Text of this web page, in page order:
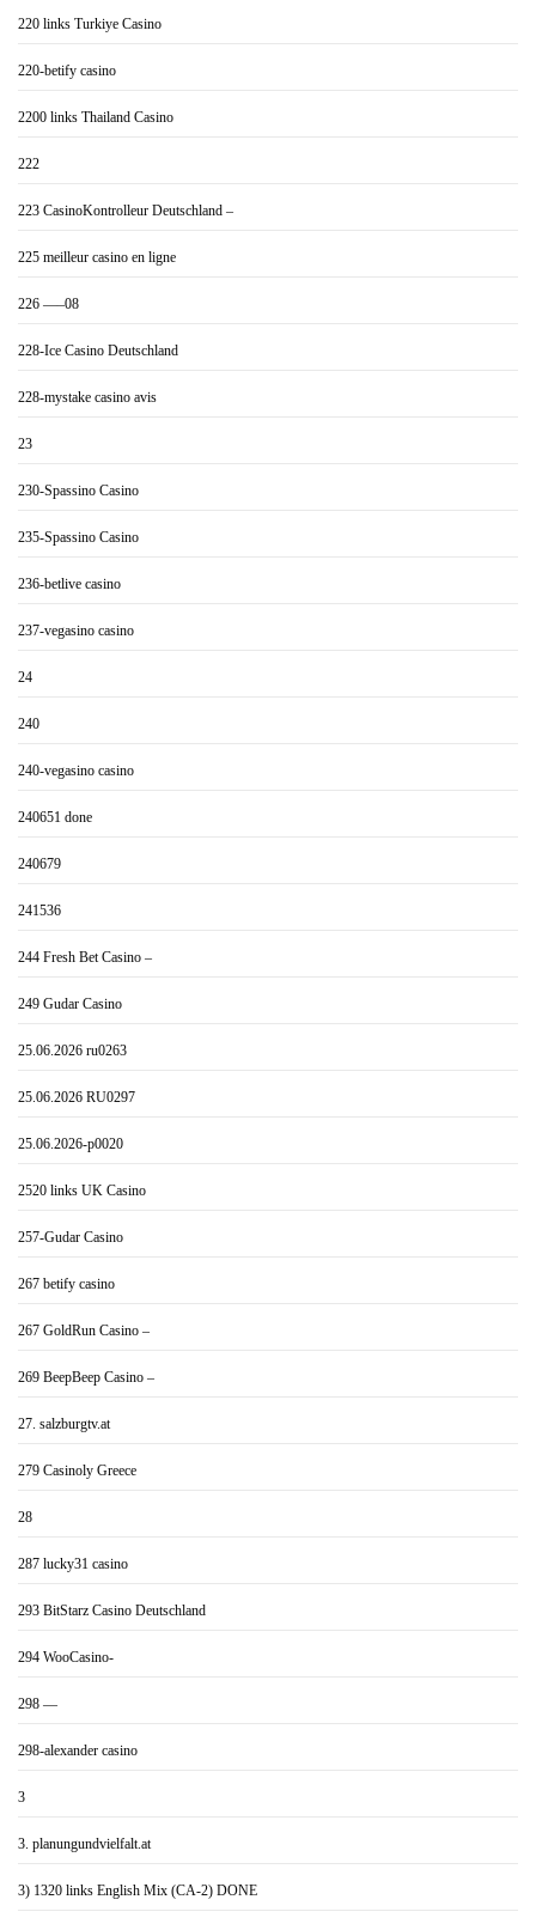
220 links Turkiye Casino
220-betify casino
2200 links Thailand Casino
222
223 CasinoKontrolleur Deutschland –
225 meilleur casino en ligne
226 —–08
228-Ice Casino Deutschland
228-mystake casino avis
23
230-Spassino Casino
235-Spassino Casino
236-betlive casino
237-vegasino casino
24
240
240-vegasino casino
240651 done
240679
241536
244 Fresh Bet Casino –
249 Gudar Casino
25.06.2026 ru0263
25.06.2026 RU0297
25.06.2026-p0020
2520 links UK Casino
257-Gudar Casino
267 betify casino
267 GoldRun Casino –
269 BeepBeep Casino –
27. salzburgtv.at
279 Casinoly Greece
28
287 lucky31 casino
293 BitStarz Casino Deutschland
294 WooCasino-
298 —
298-alexander casino
3
3. planungundvielfalt.at
3) 1320 links English Mix (CA-2) DONE